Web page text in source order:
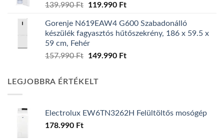
139.990Ft
Original
was:
139.990 Ft.
119.990 FtCurrent
is:
119.990 Ft.
Gorenje N619EAW4 G600 Szabadonálló
készülék fagyasztós hűtőszekrény, 186 x 59.5 x
59 cm, Fehér
157.990Ft
Original
157.990 Ft.
149.990 FtCurrent
LEGJOBBRA ÉRTÉKELT
Electrolux EW6TN3262H Felültöltős mosógép
178.990 Ft